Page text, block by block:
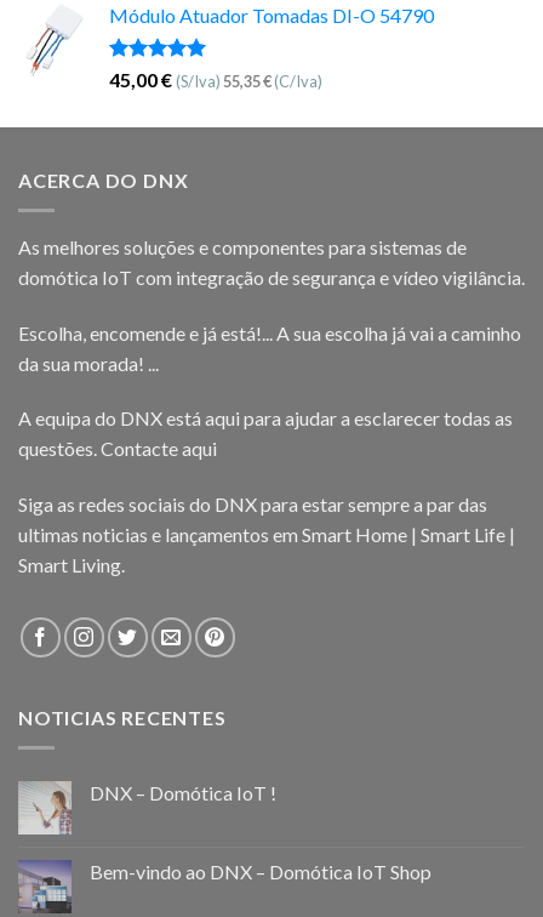
Módulo Atuador Tomadas DI-O 54790
Avaliação
5.00
de 5
45,00€ (S/Iva)55,35€(C/Iva)
ACERCA DO DNX
As melhores soluções e componentes para sistemas de
domótica IoT com integração de segurança e vídeo vigilância.
Escolha, encomende e já está!... A sua escolha já vai a caminho
da sua morada! ...
A equipa do DNX está aqui para ajudar a esclarecer todas as
questões.Contacte aqui
Siga as redes sociais do DNX para estar sempre a par das
ultimas noticias e lançamentos em Smart Home | Smart Life |
Smart Living.
NOTICIAS RECENTES
DNX – Domótica IoT !
Bem-vindo ao DNX – Domótica IoT Shop